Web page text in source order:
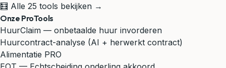
🧮 Alle 25 tools bekijken →
Onze ProTools
HuurClaim — onbetaalde huur invorderen
Huurcontract-analyse (AI + herwerkt contract)
Alimentatie PRO